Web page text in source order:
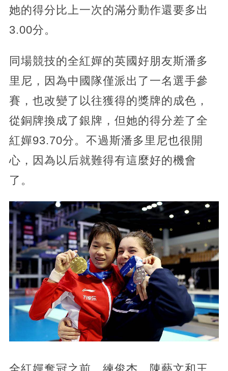
她的得分比上一次的滿分動作還要多出
3.00分。
同場競技的全紅嬋的英國好朋友斯潘多
里尼，因為中國隊僅派出了一名選手參
賽，也改變了以往獲得的獎牌的成色，
從銅牌換成了銀牌，但她的得分差了全
紅嬋93.70分。不過斯潘多里尼也很開
心，因為以后就難得有這麼好的機會
了。